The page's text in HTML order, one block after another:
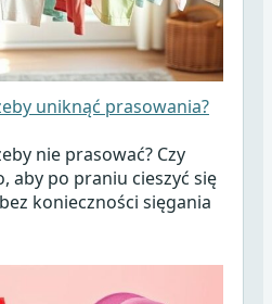
uniknąć prasowania?
nie prasować? Czy
aby po praniu cieszyć się
konieczności sięgania